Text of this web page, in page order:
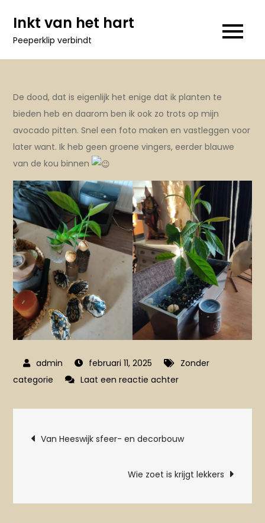
inhoud
Inkt van het hart
Peeperklip verbindt
De dood, dat is eigenlijk het enige dat ik planten te
bieden heb en daarom ben ik ook zo trots op mijn
avocado pitten. Snel een foto maken en vastleggen voor
later want. Ik heb geen groene vingers, eerder blauwe
van de kou binnen
februari 11, 2025
Zonder
categorie
Laat een reactie achterop
dood
Bericht
navigatie
Van Heeswijk sfeer- en decorbouw
Wie zoet is krijgt lekkers